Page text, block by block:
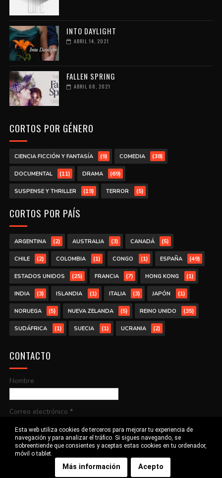
INTO DAYLIGHT
ABRIL 14, 2021
FALLEN SPRING
ABRIL 08, 2021
CORTOS POR GÉNERO
CIENCIA FICCIÓN Y FANTASÍA (9) COMEDIA (38)
DOCUMENTAL (11) DRAMA (69)
SUSPENSE Y THRILLER (19) TERROR (5)
CORTOS POR PAÍS
ARGENTINA (2) AUSTRALIA (3) CANADÁ (5)
CHILE (2) COLOMBIA (1) CONGO (1) ESPAÑA (49)
ESTADOS UNIDOS (25) FRANCIA (7) HONG KONG (1)
INDIA (3) ISLANDIA (1) ITALIA (3) JAPÓN (1)
NORUEGA (5) NUEVA ZELANDA (5) REINO UNIDO (35)
SUDÁFRICA (1) SUECIA (1) UCRANIA (2)
CONTACTO
Nombre
Correo electrónico *
Mensaje*
Esta web utiliza cookies de terceros para mejorar tu experiencia de
navegación y para analizar el tráfico. Si sigues navegando, se
sobreentiende que consientes y aceptas estas cookies en tu ordenador,
móvil o tablet.
Más información Acepto